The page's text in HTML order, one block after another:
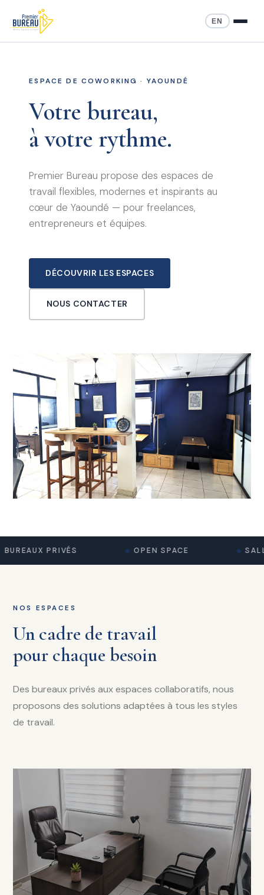
EN
ESPACE DE COWORKING · YAOUNDÉ
Votre bureau,
à votre rythme.
Premier Bureau propose des espaces de
travail flexibles, modernes et inspirants au
cœur de Yaoundé — pour freelances,
entrepreneurs et équipes.
DÉCOUVRIR LES ESPACES
NOUS CONTACTER
BUREAUX PRIVÉS OPEN SPACE
NOS ESPACES
Un cadre de travail
pour chaque besoin
Des bureaux privés aux espaces collaboratifs, nous
proposons des solutions adaptées à tous les styles
de travail.